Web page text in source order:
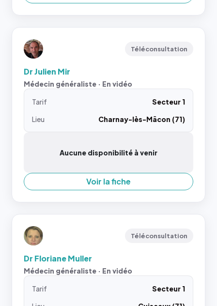
Téléconsultation
Dr Julien Mir
Médecin généraliste · En vidéo
Tarif
Secteur 1
Lieu
Charnay-lès-Mâcon (71)
Aucune disponibilité à venir
Voir la fiche
Téléconsultation
Dr Floriane Muller
Médecin généraliste · En vidéo
Tarif
Secteur 1